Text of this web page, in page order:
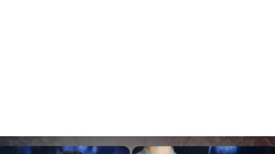
Rifirrafe entre Nacho Abad y el abogado de Elisa Mouliaá por el detalle del